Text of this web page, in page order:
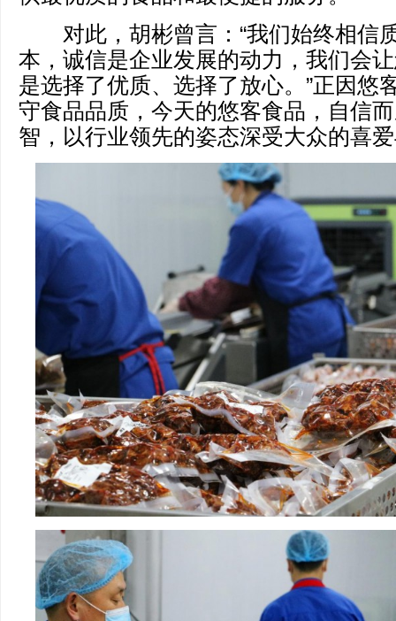
对此，胡彬曾言：“我们始终相信
本，诚信是企业发展的动力，我们会
是选择了优质、选择了放心。”正因悠
守食品品质，今天的悠客食品，自信
智，以行业领先的姿态深受大众的喜